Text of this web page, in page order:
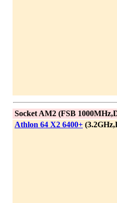
Socket AM2 (FSB
Athlon 64 X2 6400+